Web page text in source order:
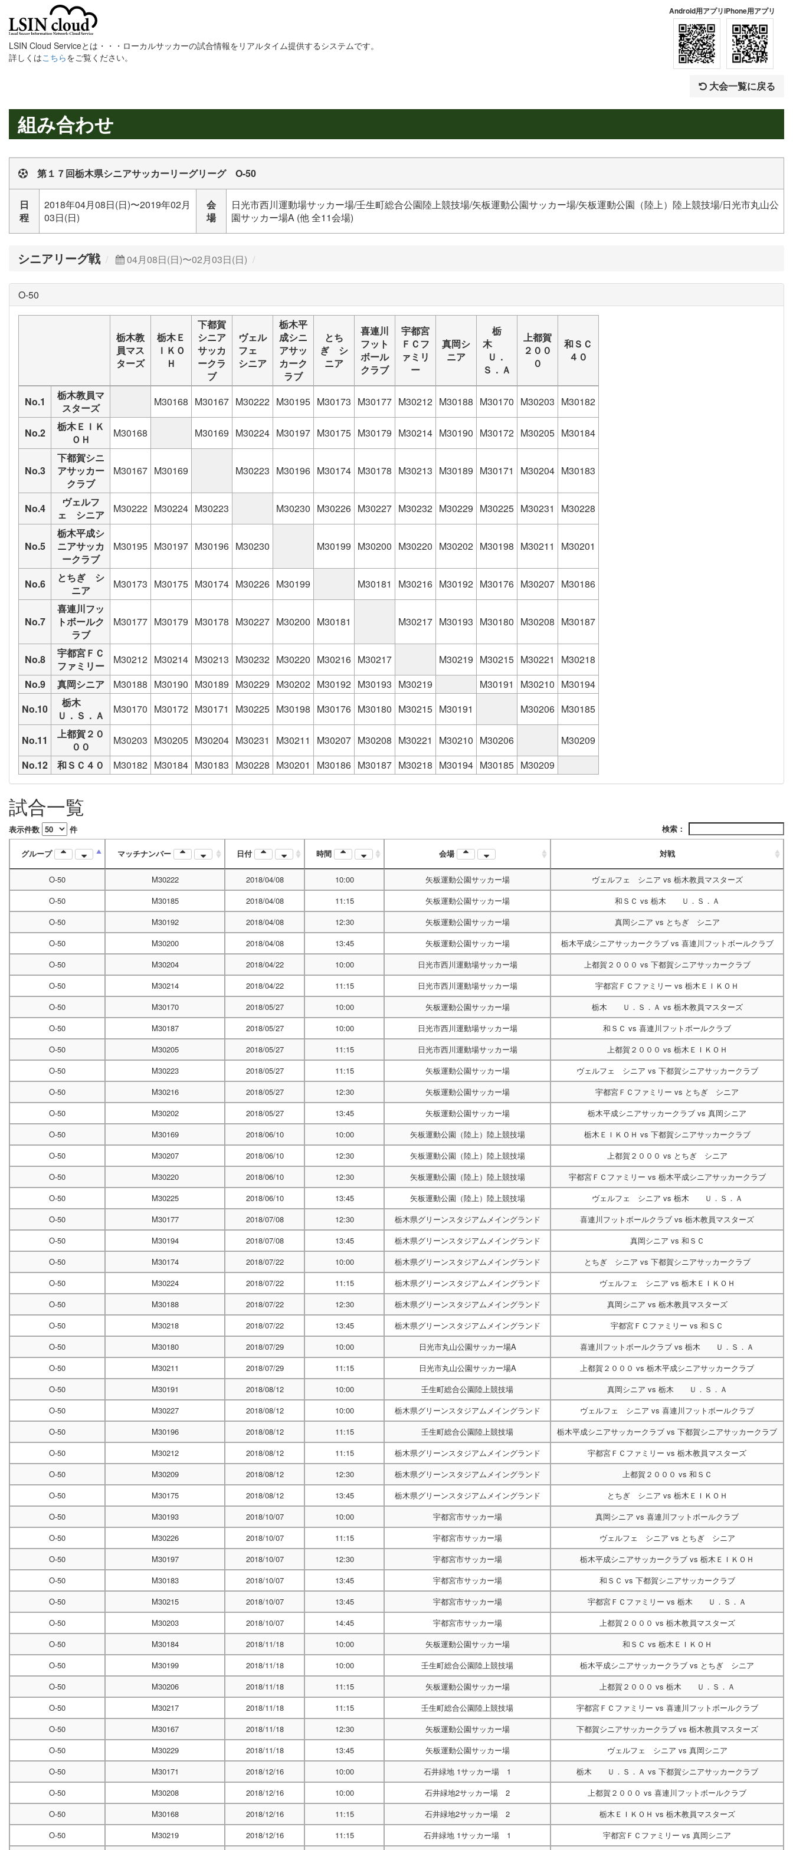
LSIN Cloud Serviceとは・・・ローカルサッカーの試合情報をリアルタイム提供するシステムです。
詳しくはこちらをご覧ください。
Android用アプリiPhone用アプリ
大会一覧に戻る
組み合わせ
第１７回栃木県シニアサッカーリーグリーグ O-50
日
程
2018年04月08日(日)〜2019年02月
03日(日)
会
場
日光市西川運動場サッカー場/壬生町総合公園陸上競技場/矢板運動公園サッカー場/矢板運動公園（陸上）陸上競技場/日光市丸山公
園サッカー場A (他 全11会場)
シニアリーグ戦 04月08日(日)〜02月03日(日)
O-50
栃木教
員マス
ターズ
栃木Ｅ
ＩＫＯ
Ｈ
下都賀
シニア
サッカ
ークラ
ブ
ヴェル
フェ
シニア
栃木平
成シニ
アサッ
カーク
ラブ
とち
ぎ シ
ニア
喜連川
フット
ボール
クラブ
宇都宮
ＦＣフ
ァミリ
ー
真岡シ
ニア
栃
木
Ｕ．
Ｓ．Ａ
上都賀
２００
０
和ＳＣ
４０
No.1
栃木教員マ
スターズ
M30168 M30167 M30222 M30195 M30173 M30177 M30212 M30188 M30170 M30203 M30182
No.2
栃木ＥＩＫ
ＯＨ
M30168 M30169 M30224 M30197 M30175 M30179 M30214 M30190 M30172 M30205 M30184
No.3
下都賀シニ
アサッカー
クラブ
M30167 M30169 M30223 M30196 M30174 M30178 M30213 M30189 M30171 M30204 M30183
No.4
ヴェルフ
ェ シニア
M30222 M30224 M30223 M30230 M30226 M30227 M30232 M30229 M30225 M30231 M30228
No.5
栃木平成シ
ニアサッカ
ークラブ
M30195 M30197 M30196 M30230 M30199 M30200 M30220 M30202 M30198 M30211 M30201
No.6
とちぎ シ
ニア
M30173 M30175 M30174 M30226 M30199 M30181 M30216 M30192 M30176 M30207 M30186
No.7
喜連川フッ
トボールク
ラブ
M30177 M30179 M30178 M30227 M30200 M30181 M30217 M30193 M30180 M30208 M30187
No.8
宇都宮ＦＣ
ファミリー
M30212 M30214 M30213 M30232 M30220 M30216 M30217 M30219 M30215 M30221
M30218
No.9
真岡シニア M30188 M30190 M30189 M30229 M30202 M30192 M30193 M30219 M30191 M30210 M30194
No.10
栃木
Ｕ．Ｓ．Ａ
M30170 M30172 M30171 M30225 M30198 M30176 M30180 M30215 M30191 M30206 M30185
No.11
上都賀２０
００
M30203 M30205 M30204 M30231 M30211 M30207 M30208 M30221 M30210 M30206
M30209
No.12
和ＳＣ４０ M30182 M30184 M30183 M30228 M30201 M30186 M30187 M30218 M30194 M30185 M30209
試合一覧
表示件数 件 検索：
グループ マッチナンバー 日付 時間 会場 対戦
O-50 M30222 2018/04/08 10:00 矢板運動公園サッカー場 ヴェルフェ シニア vs 栃木教員マスターズ
O-50
M30185 2018/04/08 11:15 矢板運動公園サッカー場 和ＳＣ vs 栃木 Ｕ．Ｓ．Ａ
O-50
M30192 2018/04/08 12:30 矢板運動公園サッカー場 真岡シニア vs とちぎ シニア
O-50
M30200 2018/04/08 13:45 矢板運動公園サッカー場 栃木平成シニアサッカークラブvs 喜連川フットボールクラブ
O-50
M30204 2018/04/22 10:00 日光市西川運動場サッカー場 上都賀２０００ vs 下都賀シニアサッカークラブ
O-50
M30214 2018/04/22 11:15 日光市西川運動場サッカー場 宇都宮ＦＣファミリー vs 栃木ＥＩＫＯＨ
O-50
M30170 2018/05/27 10:00 矢板運動公園サッカー場 栃木 Ｕ．Ｓ．Ａ vs 栃木教員マスターズ
O-50
M30187 2018/05/27 10:00 日光市西川運動場サッカー場 和ＳＣ vs 喜連川フットボールクラブ
O-50
M30205 2018/05/27 11:15 日光市西川運動場サッカー場 上都賀２０００ vs 栃木ＥＩＫＯＨ
O-50
M30223 2018/05/27 11:15 矢板運動公園サッカー場 ヴェルフェ シニア vs 下都賀シニアサッカークラブ
O-50
M30216 2018/05/27 12:30 矢板運動公園サッカー場 宇都宮ＦＣファミリー vs とちぎ シニア
O-50
M30202 2018/05/27 13:45 矢板運動公園サッカー場 栃木平成シニアサッカークラブ vs 真岡シニア
O-50
M30169 2018/06/10 10:00 矢板運動公園（陸上）陸上競技場 栃木ＥＩＫＯＨ vs 下都賀シニアサッカークラブ
O-50
M30207 2018/06/10 12:30 矢板運動公園（陸上）陸上競技場 上都賀２０００ vs とちぎ シニア
O-50
M30220 2018/06/10 12:30 矢板運動公園（陸上）陸上競技場 宇都宮ＦＣファミリー vs 栃木平成シニアサッカークラブ
O-50
M30225 2018/06/10 13:45 矢板運動公園（陸上）陸上競技場 ヴェルフェ シニア vs 栃木 Ｕ．Ｓ．Ａ
O-50
M30177 2018/07/08 12:30 栃木県グリーンスタジアムメイングランド 喜連川フットボールクラブ vs 栃木教員マスターズ
O-50
M30194 2018/07/08 13:45 栃木県グリーンスタジアムメイングランド 真岡シニア vs 和ＳＣ
O-50
M30174 2018/07/22 10:00 栃木県グリーンスタジアムメイングランド とちぎ シニア vs 下都賀シニアサッカークラブ
O-50
M30224 2018/07/22 11:15 栃木県グリーンスタジアムメイングランド ヴェルフェ シニア vs 栃木ＥＩＫＯＨ
O-50
M30188 2018/07/22 12:30 栃木県グリーンスタジアムメイングランド 真岡シニア vs 栃木教員マスターズ
O-50
M30218 2018/07/22 13:45 栃木県グリーンスタジアムメイングランド 宇都宮ＦＣファミリー vs 和ＳＣ
O-50
M30180 2018/07/29 10:00 日光市丸山公園サッカー場A 喜連川フットボールクラブ vs 栃木 Ｕ．Ｓ．Ａ
O-50
M30211 2018/07/29 11:15 日光市丸山公園サッカー場A 上都賀２０００ vs 栃木平成シニアサッカークラブ
O-50
M30191 2018/08/12 10:00 壬生町総合公園陸上競技場 真岡シニア vs 栃木 Ｕ．Ｓ．Ａ
O-50
M30227 2018/08/12 10:00 栃木県グリーンスタジアムメイングランド ヴェルフェ シニア vs 喜連川フットボールクラブ
O-50
M30196 2018/08/12 11:15 壬生町総合公園陸上競技場 栃木平成シニアサッカークラブ vs 下都賀シニアサッカークラブ
O-50
M30212 2018/08/12 11:15 栃木県グリーンスタジアムメイングランド 宇都宮ＦＣファミリー vs 栃木教員マスターズ
O-50
M30209 2018/08/12 12:30 栃木県グリーンスタジアムメイングランド 上都賀２０００ vs 和ＳＣ
O-50
M30175 2018/08/12 13:45 栃木県グリーンスタジアムメイングランド とちぎ シニア vs 栃木ＥＩＫＯＨ
O-50
M30193 2018/10/07 10:00 宇都宮市サッカー場 真岡シニア vs 喜連川フットボールクラブ
O-50
M30226 2018/10/07 11:15 宇都宮市サッカー場 ヴェルフェ シニア vs とちぎ シニア
O-50
M30197 2018/10/07 12:30 宇都宮市サッカー場 栃木平成シニアサッカークラブ vs 栃木ＥＩＫＯＨ
O-50
M30183 2018/10/07 13:45 宇都宮市サッカー場 和ＳＣ vs 下都賀シニアサッカークラブ
O-50
M30215 2018/10/07 13:45 宇都宮市サッカー場 宇都宮ＦＣファミリー vs 栃木 Ｕ．Ｓ．Ａ
O-50
M30203 2018/10/07 14:45 宇都宮市サッカー場 上都賀２０００ vs 栃木教員マスターズ
O-50
M30184 2018/11/18 10:00 矢板運動公園サッカー場 和ＳＣ vs 栃木ＥＩＫＯＨ
O-50
M30199 2018/11/18 10:00 壬生町総合公園陸上競技場 栃木平成シニアサッカークラブ vs とちぎ シニア
O-50
M30206 2018/11/18 11:15 矢板運動公園サッカー場 上都賀２０００ vs 栃木 Ｕ．Ｓ．Ａ
O-50
M30217 2018/11/18 11:15 壬生町総合公園陸上競技場 宇都宮ＦＣファミリー vs 喜連川フットボールクラブ
O-50
M30167 2018/11/18 12:30 矢板運動公園サッカー場 下都賀シニアサッカークラブvs 栃木教員マスターズ
O-50
M30229 2018/11/18 13:45 矢板運動公園サッカー場 ヴェルフェ シニア vs 真岡シニア
O-50
M30171 2018/12/16 10:00 石井緑地 1サッカー場 1 栃木 Ｕ．Ｓ．Ａ vs 下都賀シニアサッカークラブ
O-50
M30208 2018/12/16 10:00 石井緑地2サッカー場 2 上都賀２０００ vs 喜連川フットボールクラブ
O-50
M30168 2018/12/16 11:15 石井緑地2サッカー場 2 栃木ＥＩＫＯＨ vs 栃木教員マスターズ
O-50
M30219 2018/12/16 11:15 石井緑地 1サッカー場 1 宇都宮ＦＣファミリー vs 真岡シニア